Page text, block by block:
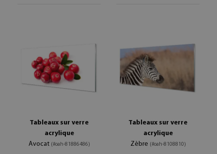
Tableaux sur verre
acrylique
Avocat (#oah-81886486)
Tableaux sur verre
acrylique
Zèbre (#oah-8108810)